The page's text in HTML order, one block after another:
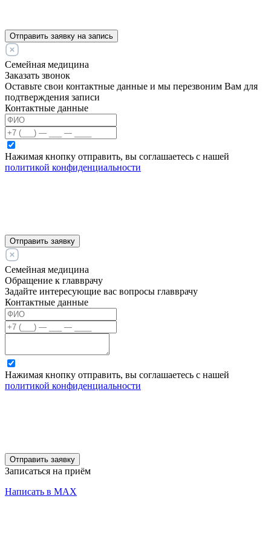
Отправить заявку на запись
Семейная медицина
Заказать звонок
Оставьте свои контактные данные и мы перезвоним Вам для
подтверждения записи
Контактные данные
Нажимая кнопку отправить, вы соглашаетесь с нашей
политикой конфиденциальности
Отправить заявку
Семейная медицина
Обращение к главврачу
Задайте интересующие вас вопросы главврачу
Контактные данные
Нажимая кнопку отправить, вы соглашаетесь с нашей
политикой конфиденциальности
Отправить заявку
Записаться на приём
Написать в MAX